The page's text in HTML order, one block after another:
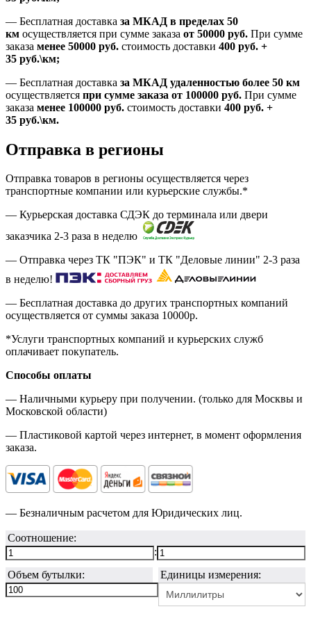
— Бесплатная доставка за МКАД в пределах 50
км осуществляется при сумме заказа от 50000 руб. При сумме
заказа менее 50000 руб. стоимость доставки 400 руб. +
35 руб.\км;
— Бесплатная доставка за МКАД удаленностью более 50 км
осуществляется при сумме заказа от 100000 руб. При сумме
заказа менее 100000 руб. стоимость доставки 400 руб. +
35 руб.\км.
Отправка в регионы
Отправка товаров в регионы осуществляется через
транспортные компании или курьерские службы.*
— Курьерская доставка СДЭК до терминала или двери
заказчика 2-3 раза в неделю
— Отправка через ТК "ПЭК" и ТК "Деловые линии" 2-3 раза
в неделю!
— Бесплатная доставка до других транспортных компаний
осуществляется от суммы заказа 10000р.
*Услуги транспортных компаний и курьерских служб
оплачивает покупатель.
Способы оплаты
— Наличными курьеру при получении. (только для Москвы и
Московской области)
— Пластиковой картой через интернет, в момент оформления
заказа.
— Безналичным расчетом для Юридических лиц.
Соотношение:
:
Объем бутылки:
Единицы измерения: